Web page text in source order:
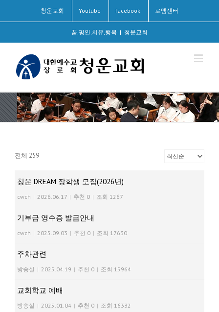
청운교회 Youtube facebook 로뎀센터
꿈,평안,치유,행복 | 청운교회
전체 259
청운 DREAM 장학생 모집(2026년)
cwch | 2026.06.17 | 추천 0 | 조회 1267
기부금 영수증 발급안내
cwch | 2025.09.03 | 추천 0 | 조회 17630
주차관련
방송실 | 2025.04.19 | 추천 0 | 조회 15964
교회학교 예배
방송실 | 2025.01.04 | 추천 0 | 조회 16332